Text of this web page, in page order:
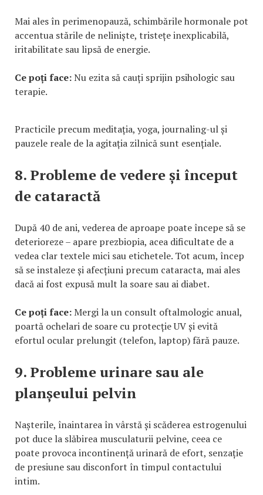
Mai ales în perimenopauză, schimbările hormonale pot
accentua stările de neliniște, tristețe inexplicabilă,
iritabilitate sau lipsă de energie.
Ce poți face:Nu ezita să cauți sprijin psihologic sau
terapie.
Practicile precum meditația, yoga, journaling-ul și
pauzele reale de la agitația zilnică sunt esențiale.
8. Probleme de vedere și început
de cataractă
După 40 de ani, vederea de aproape poate începe să se
deterioreze – apare prezbiopia, acea dificultate de a
vedea clar textele mici sau etichetele. Tot acum, încep
să se instaleze și afecțiuni precum cataracta, mai ales
dacă ai fost expusă mult la soare sau ai diabet.
Ce poți face:Mergi la un consult oftalmologic anual,
poartă ochelari de soare cu protecție UV și evită
efortul ocular prelungit (telefon, laptop) fără pauze.
9. Probleme urinare sau ale
planșeului pelvin
Nașterile, înaintarea în vârstă și scăderea estrogenului
pot duce la slăbirea musculaturii pelvine, ceea ce
poate provoca incontinență urinară de efort, senzație
de presiune sau disconfort în timpul contactului
intim.